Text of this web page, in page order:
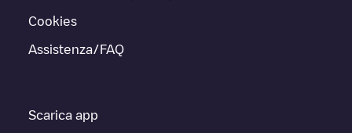
Cookies
Assistenza/FAQ
Scarica app